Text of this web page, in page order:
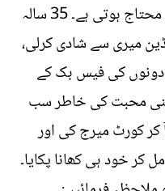
محبت اندھی نہیں اب تو ویزہ کی محتاج ہوتی ہے۔ 35 سالہ
70 سالہ کینیڈین میری سے شادی کرلی،
سال ہوگئے۔ دونوں کی فیس بک کے
محبت کی خاطر سب
کر کورٹ میرج کی اور
کر خود ہی کھانا پکایا۔